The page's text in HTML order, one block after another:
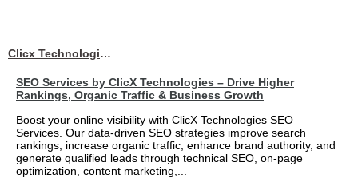
Clicx Technologies
SEO Services by ClicX Technologies – Drive Higher
Rankings, Organic Traffic & Business Growth
Boost your online visibility with ClicX Technologies SEO
Services. Our data-driven SEO strategies improve search
rankings, increase organic traffic, enhance brand authority, and
generate qualified leads through technical SEO, on-page
optimization, content marketing,...